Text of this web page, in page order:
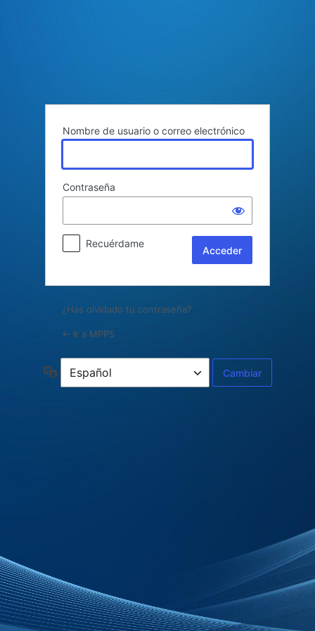
Nombre de usuario o correo electrónico
Contraseña
Recuérdame
¿Has olvidado tu contraseña?
← Ir a MPPS
Idioma